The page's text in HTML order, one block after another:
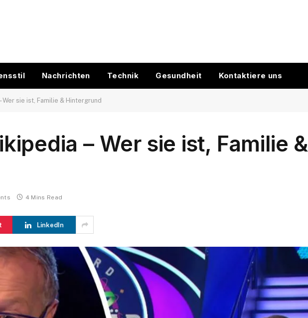
Nachrichten Technik Gesundheit Kontaktiere uns
Wer sie ist, Familie & Hintergrund
– Wer sie ist, Familie &
4 Mins Read
LinkedIn